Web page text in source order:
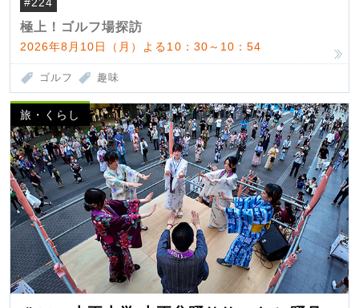
極上！ゴルフ場探訪
2026年8月10日（月）よる10：30～10：54
ゴルフ 趣味
旅・くらし